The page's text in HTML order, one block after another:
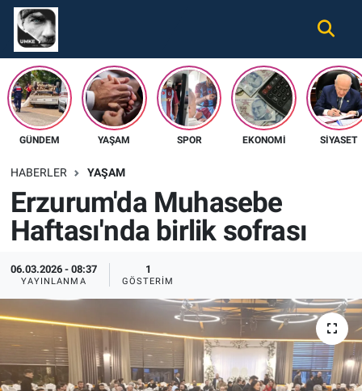
GÜNDEM YAŞAM SPOR EKONOMI SIYASET
HABERLER YAŞAM
Erzurum'da Muhasebe
Haftası'nda birlik sofrası
06.03.2026 - 08:37
YAYINLANMA
1
GÖSTERIM
Gündem
Ekonomi
Spor
Tüm Haberler
İletişim
Nöbetçi Eczaneler
Hava Durumu
Namaz Vakitleri
Süper Lig Puan Durumu ve Fikstür
Tüm Manşetler
Haber Arşivi